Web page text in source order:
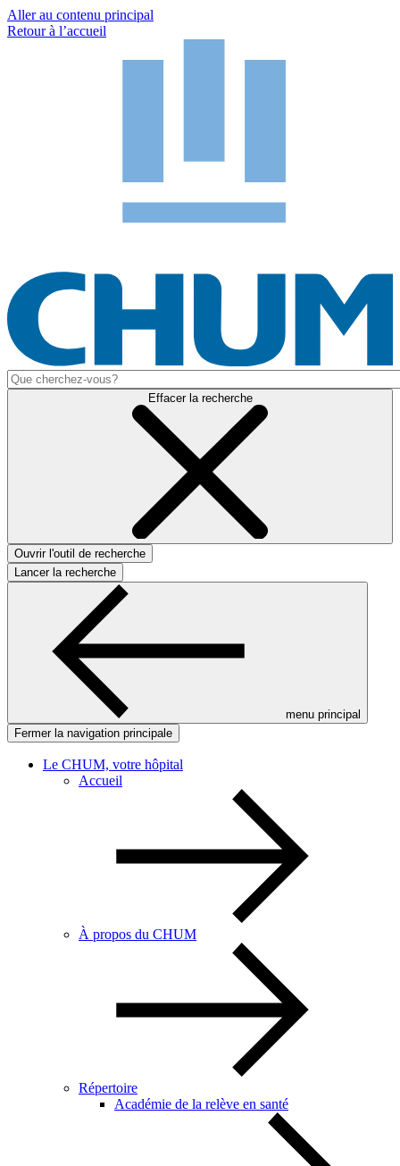
Aller au contenu principal
Retour à l’accueil
Effacer la recherche
Ouvrir l'outil de recherche
Lancer la recherche
menu principal
Fermer la navigation principale
Le CHUM, votre hôpital
Accueil
À propos du CHUM
Répertoire
Académie de la relève en santé